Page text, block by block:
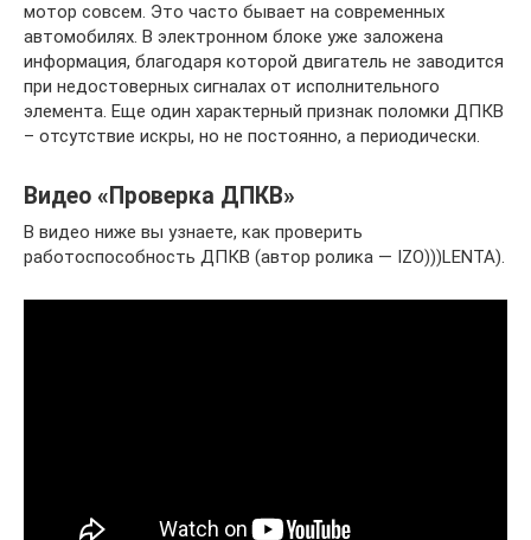
мотор совсем. Это часто бывает на современных
автомобилях. В электронном блоке уже заложена
информация, благодаря которой двигатель не заводится
при недостоверных сигналах от исполнительного
элемента. Еще один характерный признак поломки ДПКВ
– отсутствие искры, но не постоянно, а периодически.
Видео «Проверка ДПКВ»
В видео ниже вы узнаете, как проверить
работоспособность ДПКВ (автор ролика — IZO)))LENTA).